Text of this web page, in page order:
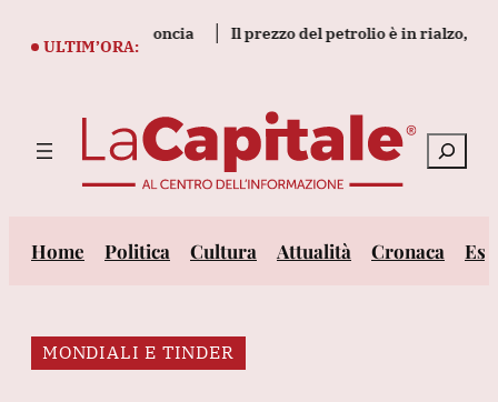
ULTIM’ORA:
4.350 dollari l'oncia Il prezzo del petrolio è in rialzo, Brent
Cerca
Home Politica Cultura Attualità Cronaca
MONDIALI E TINDER